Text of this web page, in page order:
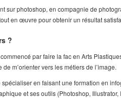
sur photoshop, en compagnie de
en œuvre pour obtenir un résultat
?
par faire la fac en Arts
de m’orienter vers les métiers de l’image.
spécialiser en faisant une formation en
et ses outils (Photoshop,